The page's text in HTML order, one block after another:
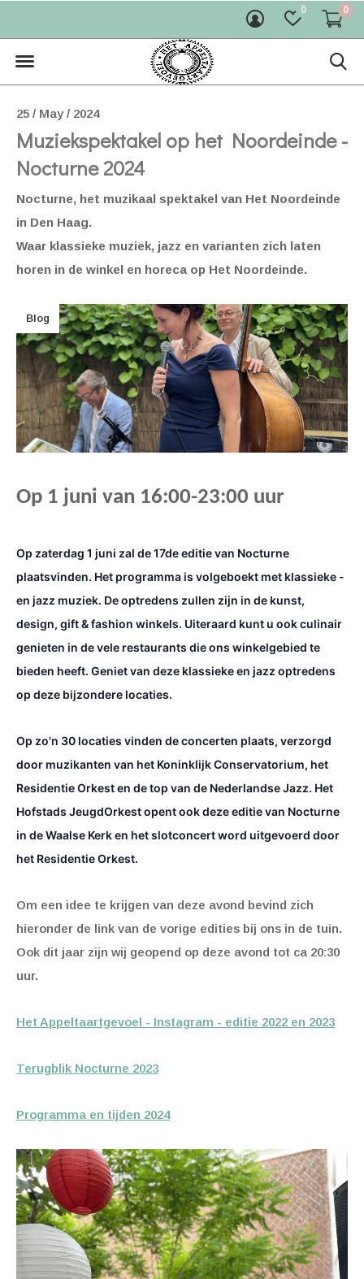
0 0
25 / May / 2024
Muziekspektakel op het Noordeinde -
Nocturne 2024
Nocturne, het muzikaal spektakel van Het Noordeinde
in Den Haag.
Waar klassieke muziek, jazz en varianten zich laten
horen in de winkel en horeca op Het Noordeinde.
Blog
Op 1 juni van 16:00-23:00 uur
Op zaterdag 1 juni zal de 17de editie van Nocturne
plaatsvinden. Het programma is volgeboekt met klassieke -
en jazz muziek. De optredens zullen zijn in de kunst,
design, gift & fashion winkels. Uiteraard kunt u ook culinair
genieten in de vele restaurants die ons winkelgebied te
bieden heeft. Geniet van deze klassieke en jazz optredens
op deze bijzondere locaties.
Op zo'n 30 locaties vinden de concerten plaats, verzorgd
door muzikanten van het Koninklijk Conservatorium, het
Residentie Orkest en de top van de Nederlandse Jazz. Het
Hofstads JeugdOrkest opent ook deze editie van Nocturne
in de Waalse Kerk en het slotconcert word uitgevoerd door
het Residentie Orkest.
Om een idee te krijgen van deze avond bevind zich
hieronder de link van de vorige edities bij ons in de tuin.
Ook dit jaar zijn wij geopend op deze avond tot ca 20:30
uur.
Het Appeltaartgevoel - Instagram - editie 2022 en 2023
Terugblik Nocturne 2023
Programma en tijden 2024